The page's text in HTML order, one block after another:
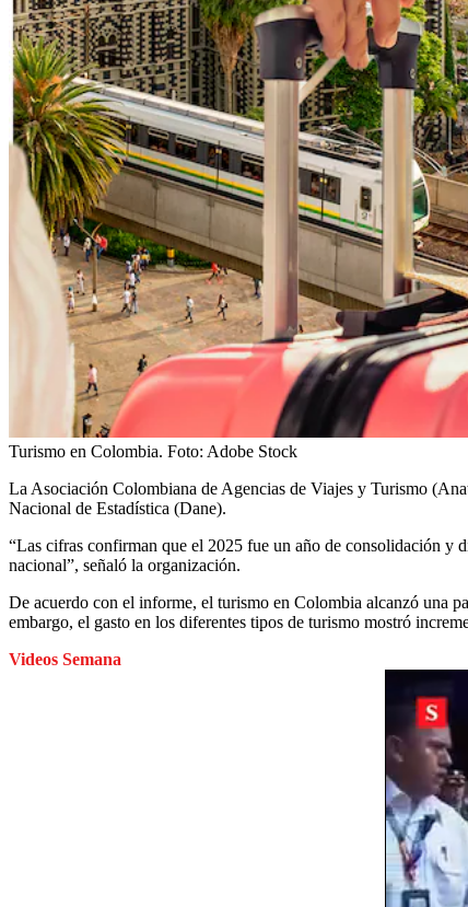
Turismo en Colombia. Foto: Adobe Stock
La Asociación Colombiana de Agencias de Viajes y Turismo
Nacional de Estadística (Dane).
“Las cifras confirman que el 2025 fue un año de consolidación y
nacional”, señaló la organización.
De acuerdo con el informe, el turismo en Colombia alcanzó una
embargo, el gasto en los diferentes tipos de turismo mostró
Videos Semana